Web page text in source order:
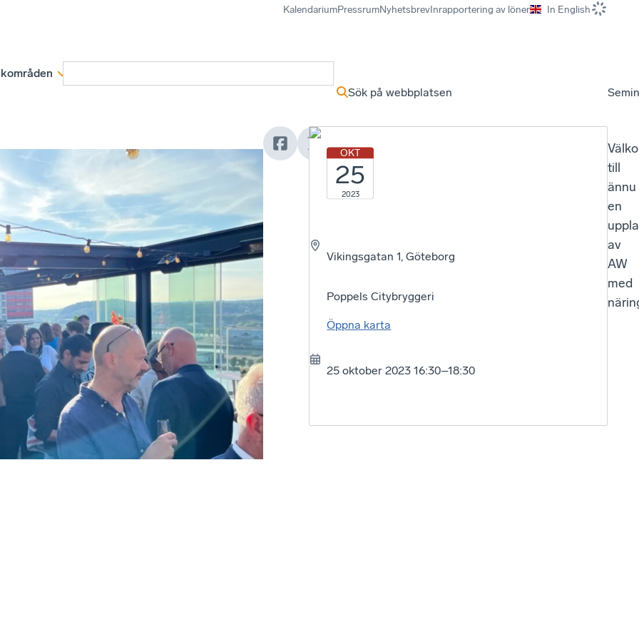
KalendariumPressrumNyhetsbrevInrapportering av löner In English
Sök på webbplatsen
OKT
25
2023
Vikingsgatan 1, Göteborg
Poppels Citybryggeri
Öppna karta
25 oktober 2023 16:30–18:30
till
ännu
en
av
AW
med